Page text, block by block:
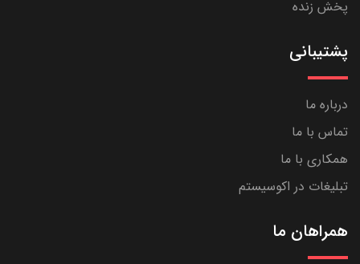
پخش زنده
پشتیبانی
درباره ما
تماس با ما
همکاری با ما
تبلیغات در اکوسیستم
همراهان ما